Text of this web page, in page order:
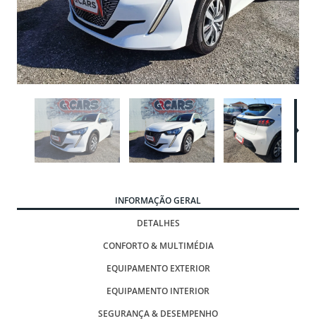
INFORMAÇÃO GERAL
DETALHES
CONFORTO & MULTIMÉDIA
EQUIPAMENTO EXTERIOR
EQUIPAMENTO INTERIOR
SEGURANÇA & DESEMPENHO